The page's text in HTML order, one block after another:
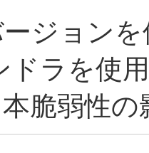
ジョン
ドラを使
脆弱性